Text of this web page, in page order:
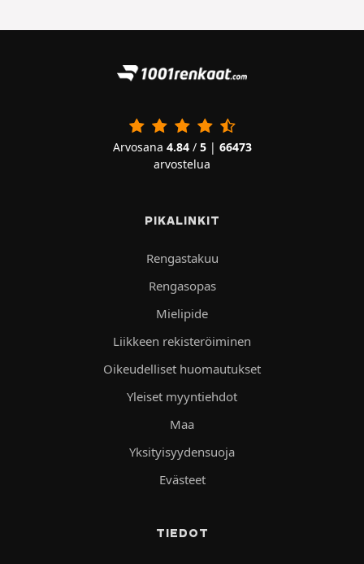
Arvosana 4.84/ 5| 66473
arvostelua
PIKALINKIT
Rengastakuu
Rengasopas
Mielipide
Liikkeen rekisteröiminen
Oikeudelliset huomautukset
Yleiset myyntiehdot
Maa
Yksityisyydensuoja
Evästeet
TIEDOT